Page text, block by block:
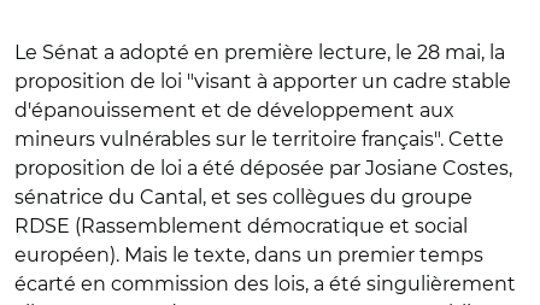
Le Sénat a adopté en première lecture, le 28 mai, la
proposition de loi "visant à apporter un cadre stable
d'épanouissement et de développement aux
mineurs vulnérables sur le territoire français". Cette
proposition de loi a été déposée par Josiane Costes,
sénatrice du Cantal, et ses collègues du groupe
RDSE (Rassemblement démocratique et social
européen). Mais le texte, dans un premier temps
écarté en commission des lois, a été singulièrement